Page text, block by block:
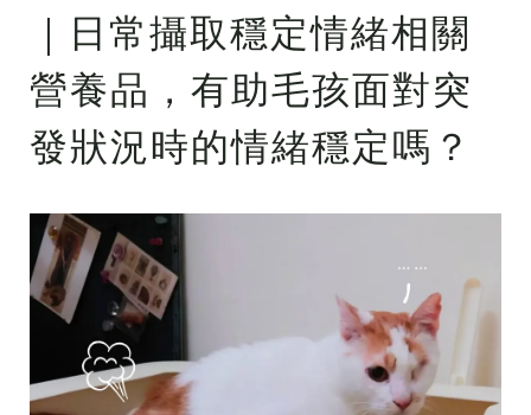
｜日常攝取穩定情緒相關
營養品，有助毛孩面對突
發狀況時的情緒穩定嗎？